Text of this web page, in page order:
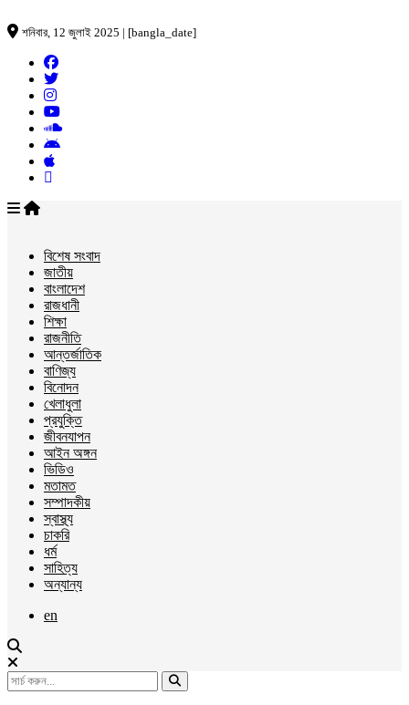
শনিবার, 12 জুলাই 2025 | [bangla_date]
বিশেষ সংবাদ
জাতীয়
বাংলাদেশ
রাজধানী
শিক্ষা
রাজনীতি
আন্তর্জাতিক
বাণিজ্য
বিনোদন
খেলাধুলা
প্রযুক্তি
জীবনযাপন
আইন অঙ্গন
ভিডিও
মতামত
সম্পাদকীয়
স্বাস্থ্য
চাকরি
ধর্ম
সাহিত্য
অন্যান্য
en